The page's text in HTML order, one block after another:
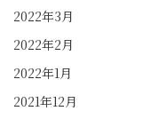
2022年3月
2022年2月
2022年1月
2021年12月